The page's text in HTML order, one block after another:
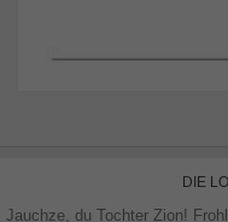
DIE
Jauchze, du Tochter Zion!